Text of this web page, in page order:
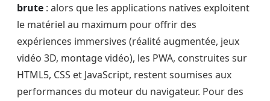
brute : alors que les applications natives exploitent
le matériel au maximum pour offrir des
expériences immersives (réalité augmentée, jeux
vidéo 3D, montage vidéo), les PWA, construites sur
HTML5, CSS et JavaScript, restent soumises aux
performances du moteur du navigateur. Pour des